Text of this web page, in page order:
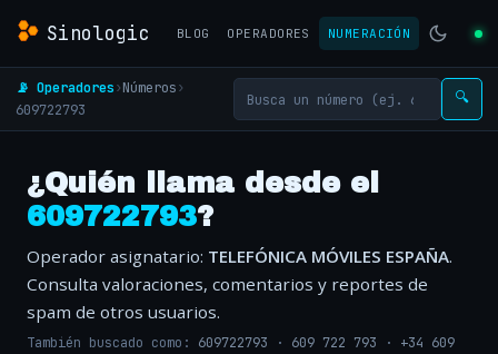
Sinologic BLOG OPERADORES NUMERACIÓN
📡 Operadores›Números›
609722793
🔍
¿Quién llama desde el
609722793?
Operador asignatario: TELEFÓNICA MÓVILES ESPAÑA.
Consulta valoraciones, comentarios y reportes de
spam de otros usuarios.
También buscado como: 609722793 · 609 722 793 · +34 609